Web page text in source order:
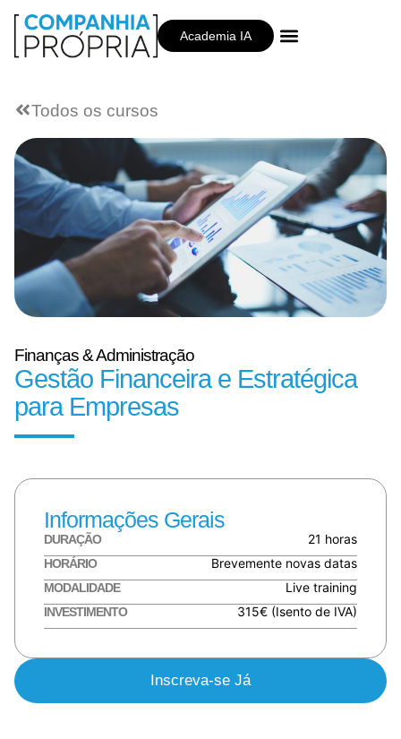
Academia IA
Todos os cursos
Finanças & Administração
Gestão Financeira e Estratégica
para Empresas
Informações Gerais
DURAÇÃO 21 horas
HORÁRIO Brevemente novas datas
MODALIDADE Live training
INVESTIMENTO 315€ (Isento de IVA)
Inscreva-se Já